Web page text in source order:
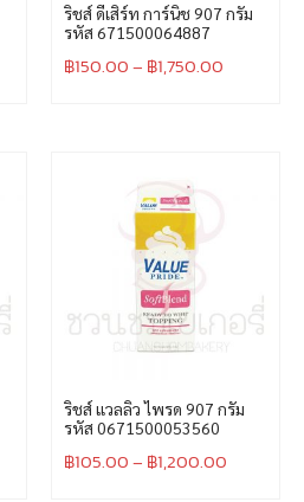
ริชส์ ดีเสิร์ท การ์นิช 907 กรัม
รหัส 671500064887
฿150.00– ฿1,750.00
ริชส์ แวลลิว ไพรด 907 กรัม
รหัส 0671500053560
฿105.00– ฿1,200.00